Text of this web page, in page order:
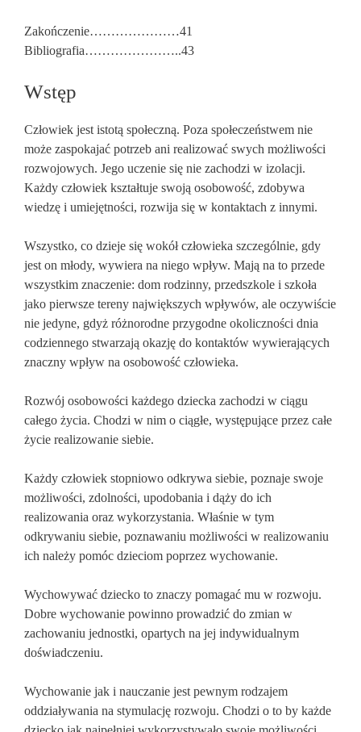
Zakończenie…………………41
Bibliografia…………………..43
Wstęp
Człowiek jest istotą społeczną. Poza społeczeństwem nie
może zaspokajać potrzeb ani realizować swych możliwości
rozwojowych. Jego uczenie się nie zachodzi w izolacji.
Każdy człowiek kształtuje swoją osobowość, zdobywa
wiedzę i umiejętności, rozwija się w kontaktach z innymi.
Wszystko, co dzieje się wokół człowieka szczególnie, gdy
jest on młody, wywiera na niego wpływ. Mają na to przede
wszystkim znaczenie: dom rodzinny, przedszkole i szkoła
jako pierwsze tereny największych wpływów, ale oczywiście
nie jedyne, gdyż różnorodne przygodne okoliczności dnia
codziennego stwarzają okazję do kontaktów wywierających
znaczny wpływ na osobowość człowieka.
Rozwój osobowości każdego dziecka zachodzi w ciągu
całego życia. Chodzi w nim o ciągłe, występujące przez całe
życie realizowanie siebie.
Każdy człowiek stopniowo odkrywa siebie, poznaje swoje
możliwości, zdolności, upodobania i dąży do ich
realizowania oraz wykorzystania. Właśnie w tym
odkrywaniu siebie, poznawaniu możliwości w realizowaniu
ich należy pomóc dzieciom poprzez wychowanie.
Wychowywać dziecko to znaczy pomagać mu w rozwoju.
Dobre wychowanie powinno prowadzić do zmian w
zachowaniu jednostki, opartych na jej indywidualnym
doświadczeniu.
Wychowanie jak i nauczanie jest pewnym rodzajem
oddziaływania na stymulację rozwoju. Chodzi o to by każde